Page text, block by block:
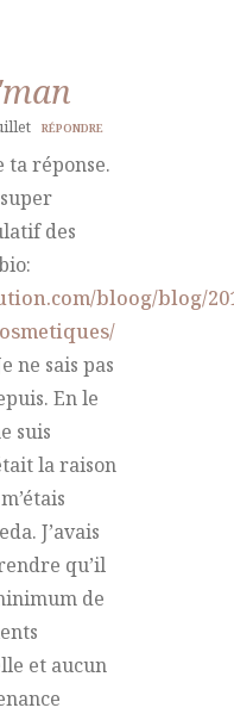
RÉPONDRE
ta réponse.
des
bloog/blog/
ne sais pas
En le
suis
la raison
J’avais
qu’il
de
et aucun